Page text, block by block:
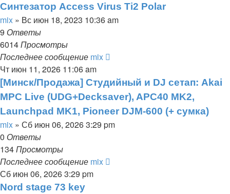
Синтезатор Access Virus Ti2 Polar
mix » Вс июн 18, 2023 10:36 am
9 Ответы
6014Просмотры
Последнее сообщение mix
Чт июн 11, 2026 11:06 am
[Минск/Продажа] Студийный и DJ сетап: Akai
MPC Live (UDG+Decksaver), APC40 MK2,
Launchpad MK1, Pioneer DJM-600 (+ сумка)
mix » Сб июн 06, 2026 3:29 pm
0 Ответы
134Просмотры
Последнее сообщение mix
Сб июн 06, 2026 3:29 pm
Nord stage 73 key